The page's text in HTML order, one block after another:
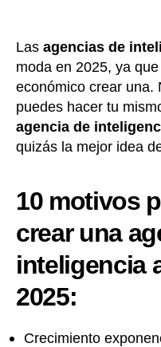
Las agencias de
moda en 2025, ya
económico crear una.
puedes hacer tu
agencia de
quizás la mejor idea
10 motivos
crear una
inteligencia
2025:
Crecimiento